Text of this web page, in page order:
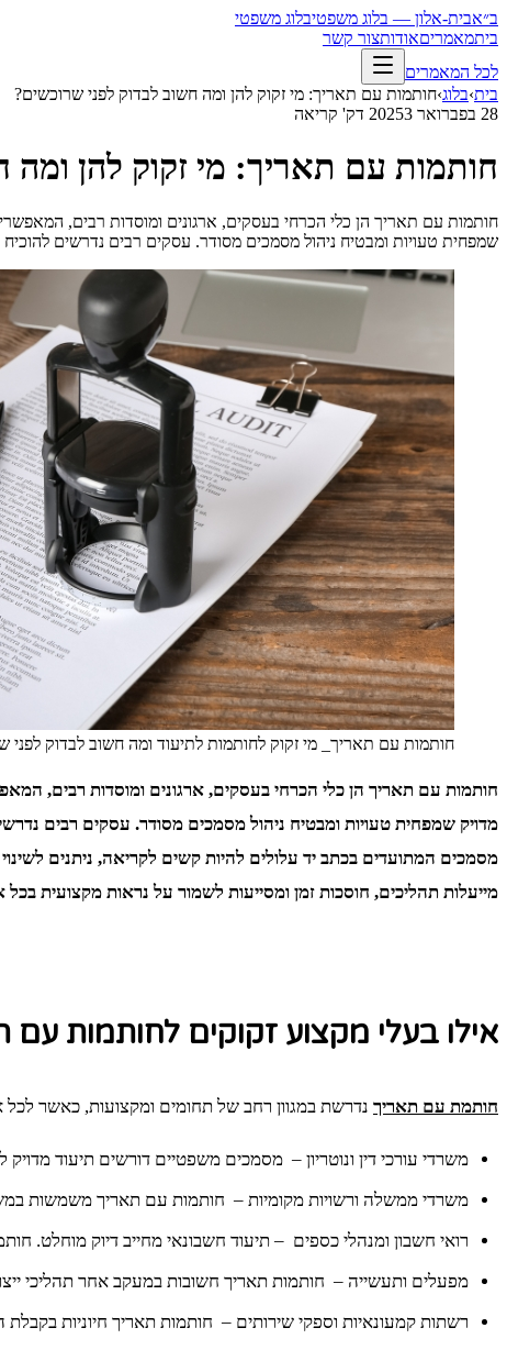
ב״אבית-אלון — בלוג משפטיבלוג משפטי
ביתמאמריםאודותצור קשר
לכל המאמרים
בית›בלוג›חותמות עם תאריך: מי זקוק להן ומה חשוב לבדוק לפני שרוכשים?
28 בפברואר 2025
3 דק' קריאה
חותמות עם תאריך: מי זקוק להן ומה
חותמות עם תאריך הן כלי הכרחי בעסקים, ארגונים ומוסדות רבים,
שמפחית טעויות ומבטיח ניהול מסמכים מסודר. עסקים רבים נדרשים
חותמות עם תאריך_ מי זקוק לחותמות לתיעוד ומה חשוב לבדוק לפני
חותמות עם תאריך הן כלי הכרחי בעסקים, ארגונים ומוסדות רבים,
מדויק שמפחית טעויות ומבטיח ניהול מסמכים מסודר. עסקים רבים
מסמכים המתועדים בכתב יד עלולים להיות קשים לקריאה, ניתנים
מייעלות תהליכים, חוסכות זמן ומסייעות לשמור על נראות מקצועית בכל
אילו בעלי מקצוע זקוקים לחותמות עם
חותמת עם תאריך נדרשת במגוון רחב של תחומים ומקצועות, כאשר לכל
משרדי עורכי דין ונוטריון – מסמכים משפטיים דורשים תיעוד
משרדי ממשלה ורשויות מקומיות – חותמות עם תאריך משמשות
רואי חשבון ומנהלי כספים – תיעוד חשבונאי מחייב דיוק מוחלט.
מפעלים ותעשייה – חותמות תאריך חשובות במעקב אחר תהליכי
רשתות קמעונאיות וספקי שירותים – חותמות תאריך חיוניות